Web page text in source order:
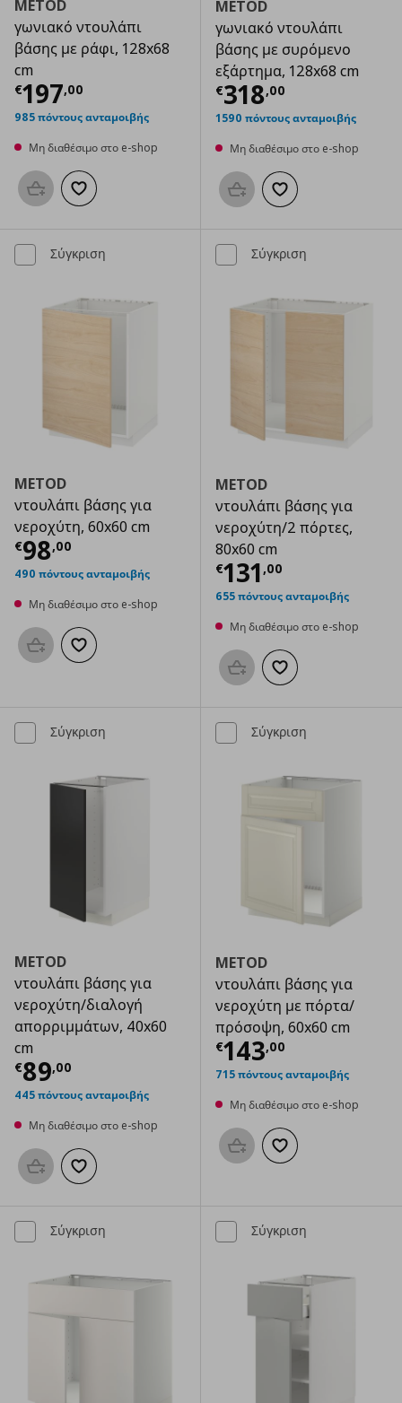
METOD
γωνιακό ντουλάπι
βάσης με ράφι, 128x68
cm
€197,00
Τρέχουσα τιμή € 197,00
985 πόντους ανταμοιβής
Μη διαθέσιμο στο e-shop
Προσθήκη στο καλάθι
Προσθήκη στα αγαπημένα
METOD
γωνιακό ντουλάπι
βάσης με συρόμενο
εξάρτημα, 128x68 cm
€318,00
Τρέχουσα
1590 πόντους ανταμοιβής
Μη διαθέσιμο στο e-shop
Προσθήκη στο καλάθι
Προσθήκη στα
Σύγκριση
METOD
ντουλάπι βάσης για
νεροχύτη, 60x60 cm
€98,00
Τρέχουσα τιμή € 98,00
490 πόντους ανταμοιβής
Μη διαθέσιμο στο e-shop
Προσθήκη στο καλάθι
Προσθήκη στα αγαπημένα
Σύγκριση
METOD
ντουλάπι βάσης για
νεροχύτη/2 πόρτες,
80x60 cm
€131 ,00
Τρέχουσα
655 πόντους ανταμοιβής
Μη διαθέσιμο στο e-shop
Προσθήκη στο καλάθι
Προσθήκη στα
Σύγκριση
METOD
ντουλάπι βάσης για
νεροχύτη/διαλογή
απορριμμάτων, 40x60
cm
€89,00
Τρέχουσα τιμή € 89,00
445 πόντους ανταμοιβής
Μη διαθέσιμο στο e-shop
Προσθήκη στο καλάθι
Προσθήκη στα αγαπημένα
Σύγκριση
METOD
ντουλάπι βάσης για
νεροχύτη με πόρτα/
πρόσοψη, 60x60 cm
€143,00
Τρέχουσα
715 πόντους ανταμοιβής
Μη διαθέσιμο στο e-shop
Προσθήκη στο καλάθι
Προσθήκη στα
Σύγκριση Σύγκριση